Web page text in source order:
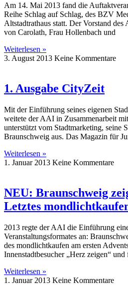
Am 14. Mai 2013 fand die
Reihe Schlag auf Schlag, des BZV
Altstadtrathaus statt. Der Vorstand
von Carolath, Frau Hollenbach und
Weiterlesen »
3. August 2013 Keine Kommentare
1. Ausgabe CityZeit
Mit der Einführung seines eigenen
weitete der AAI in Zusammenarbeit
unterstützt vom Stadtmarketing, seine
Braunschweig aus. Das Magazin für
Weiterlesen »
1. Januar 2013 Keine Kommentare
NEU: Braunschweig
Letztes
2013 regte der AAI die Einführung
Veranstaltungsformates an:
des mondlichtkaufen am ersten
Innenstadtbesucher „Herz zeigen“
Weiterlesen »
1. Januar 2013 Keine Kommentare